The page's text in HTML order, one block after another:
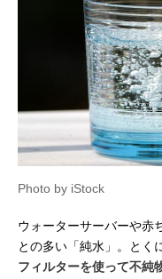
Photo by iStock
ウォーターサーバーや赤
との多い「純水」。とく
フィルターを使って不純